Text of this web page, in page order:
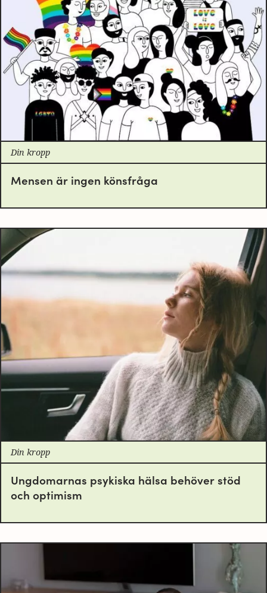
Din kropp
Mensen är ingen könsfråga
Din kropp
Ungdomarnas psykiska hälsa behöver stöd
och optimism